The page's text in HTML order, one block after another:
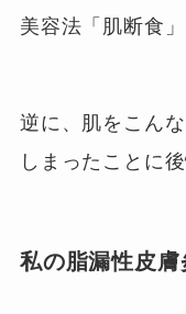
美容法「肌断食
逆に、肌をこん
しまったことに
私の脂漏性皮膚